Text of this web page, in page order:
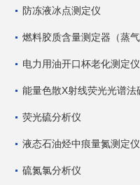
防冻液冰点测定仪
电力用油开口杯老化测定仪
荧光硫分析仪
液态石油烃中痕量氮测定仪
硫氮氯分析仪